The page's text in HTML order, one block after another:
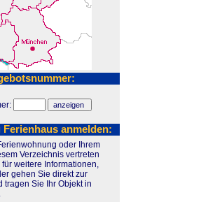
Ferienhaus anmelden:
oder Ihrem
Verzeichnis vertreten
für weitere Informationen,
gehen Sie direkt zur
tragen Sie Ihr Objekt in